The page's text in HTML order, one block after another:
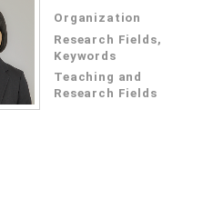
Organization
Research Fields,
Keywords
Teaching and
Research Fields